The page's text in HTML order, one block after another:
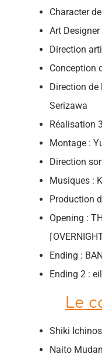
Character
Art
Direction
Conception
Direction de
Serizawa
Réalisation
Montage :
Direction
Musiques :
Production
Opening :
Ending :
Ending 2 :
Le
Shiki
Naito